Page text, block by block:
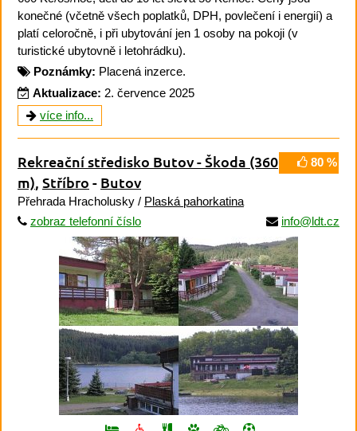
konečné (včetně všech poplatků, DPH, povlečení i energií) a
platí celoročně, i při ubytování jen 1 osoby na pokoji (v
turistické ubytovně i letohrádku).
Poznámky: Placená inzerce.
Aktualizace: 2. července 2025
více info...
80 %
Rekreační středisko Butov - Škoda (360
m), Stříbro - Butov
Přehrada Hracholusky / Plaská pahorkatina
zobraz telefonní číslo
info@ldt.cz